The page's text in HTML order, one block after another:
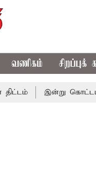
வணிகம்
இன்று